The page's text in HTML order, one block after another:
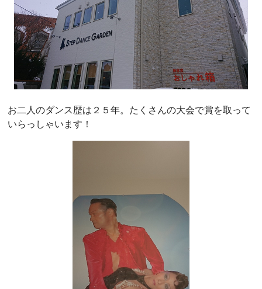
お二人のダンス歴は２５年。たくさんの大会で賞を取って
いらっしゃいます！